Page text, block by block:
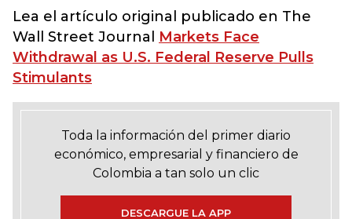
Lea el artículo original publicado en The
Wall Street Journal Markets Face
Withdrawal as U.S. Federal Reserve Pulls
Stimulants
Toda la información del primer diario
económico, empresarial y financiero de
Colombia a tan solo un clic
DESCARGUE LA APP